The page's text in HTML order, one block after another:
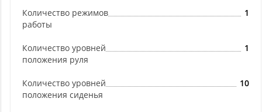
Количество режимов
работы
1
Количество уровней
положения руля
1
Количество уровней
положения сиденья
10